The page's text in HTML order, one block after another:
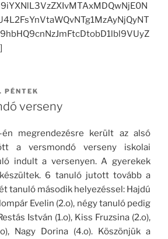
verseny
megrendezésre került az alsó
a versmondó verseny iskolai
indult a versenyen. A gyerekek
6 tanuló jutott tovább a
tanuló második helyezéssel: Hajdú
Evelin (2.o), négy tanuló pedig
István (1.o), Kiss Fruzsina (2.o),
Nagy Dorina (4.o). Köszönjük a